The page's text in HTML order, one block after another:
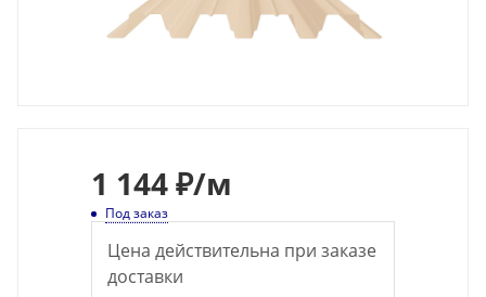
1 144 ₽/м
Под заказ
Цена действительна при заказе
доставки